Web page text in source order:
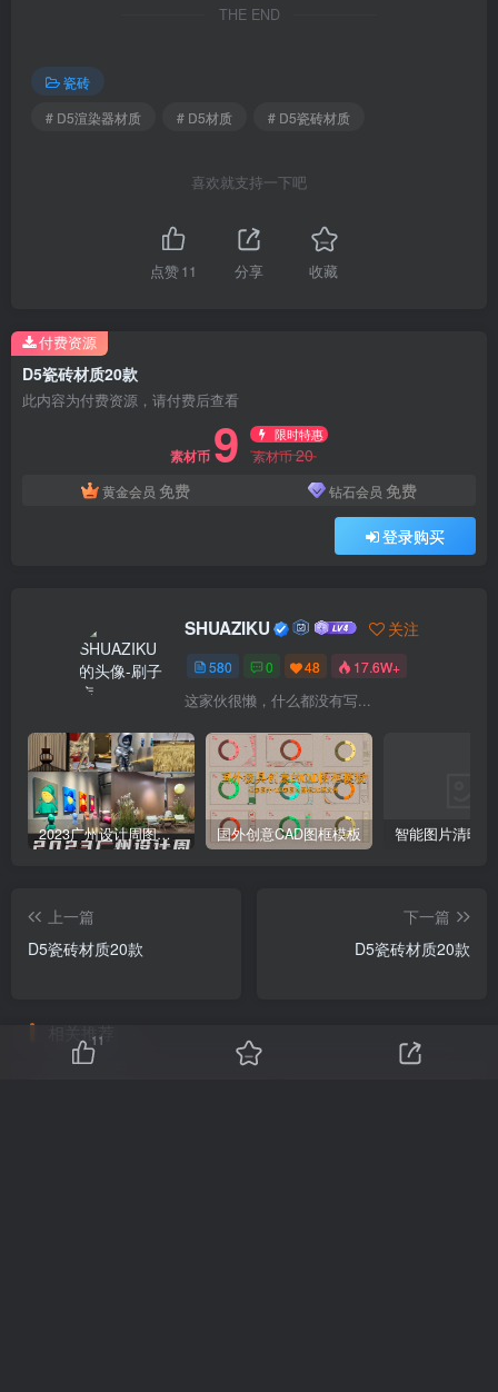
THE END
瓷砖
# D5渲染器材质
# D5材质 # D5瓷砖材质
喜欢就支持一下吧
点赞11 分享 收藏
D5瓷砖材质20款
此内容为付费资源，请付费后查看
素材币 9 限时特惠
素材币20
黄金会员 免费 钻石会员 免费
登录购买
付费资源
SHUAZIKU 关注
580 0 48 17.6W+
这家伙很懒，什么都没有写...
2023广州设计周图集更新至8000多张高清图+联系方式 国外创意CAD图框模板
上一篇
D5瓷砖材质20款
下一篇
D5瓷砖材质20款
相关推荐
11